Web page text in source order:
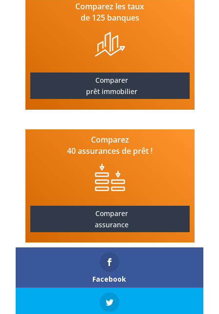
Comparez les taux
de 125 banques
Comparer
prêt immobilier
Comparez
40 assurances de prêt !
Comparer
assurance
Facebook